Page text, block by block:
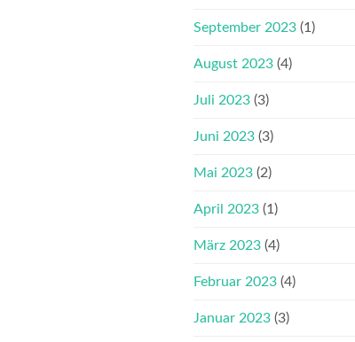
September 2023 (1)
August 2023 (4)
Juli 2023 (3)
Juni 2023 (3)
Mai 2023 (2)
April 2023 (1)
März 2023 (4)
Februar 2023 (4)
Januar 2023 (3)